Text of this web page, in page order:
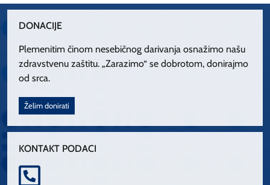
DONACIJE
Plemenitim činom nesebičnog darivanja osnažimo našu
zdravstvenu zaštitu. „Zarazimo“ se dobrotom, donirajmo
od srca.
Želim donirati
KONTAKT PODACI